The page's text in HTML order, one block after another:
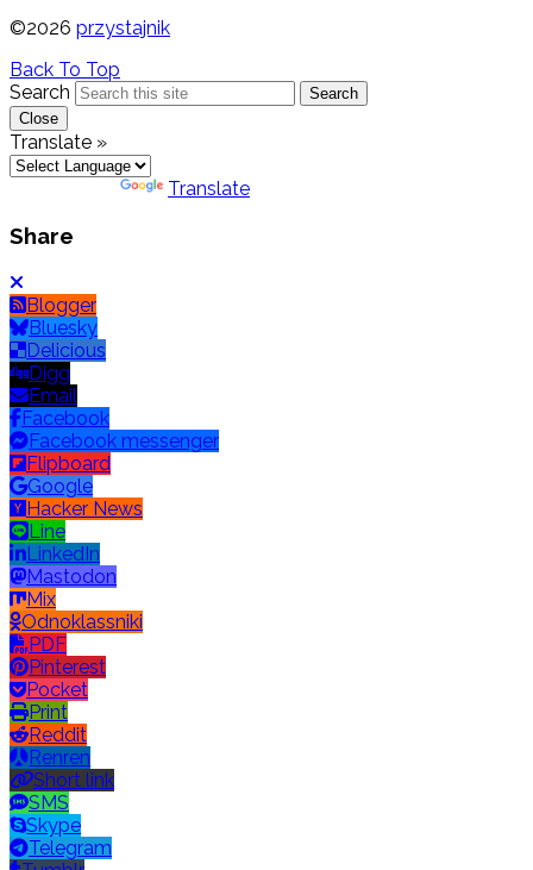
©2026 przystajnik
Back To Top
Search
Search
Close
Translate »
Translate
Share
Blogger
Bluesky
Delicious
Digg
Email
Facebook
Facebook messenger
Flipboard
Google
Hacker News
Line
LinkedIn
Mastodon
Mix
Odnoklassniki
PDF
Pinterest
Pocket
Print
Reddit
Renren
Short link
SMS
Skype
Telegram